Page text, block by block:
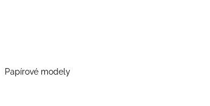
Papírové modely